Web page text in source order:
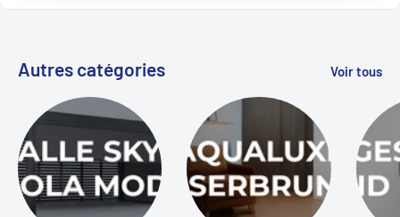
Autres catégories Voir tous